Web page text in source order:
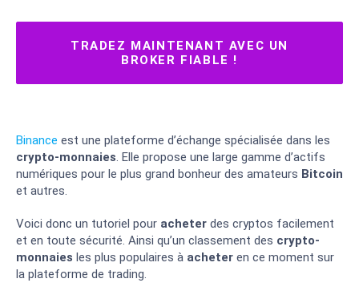
2/
TRADEZ MAINTENANT AVEC UN
BROKER FIABLE !
Binance est une plateforme d’échange spécialisée dans les
crypto-monnaies. Elle propose une large gamme d’actifs
numériques pour le plus grand bonheur des amateurs Bitcoin
et autres.
Voici donc un tutoriel pour acheter des cryptos facilement
et en toute sécurité. Ainsi qu’un classement des crypto-
monnaies les plus populaires à acheter en ce moment sur
la plateforme de trading.